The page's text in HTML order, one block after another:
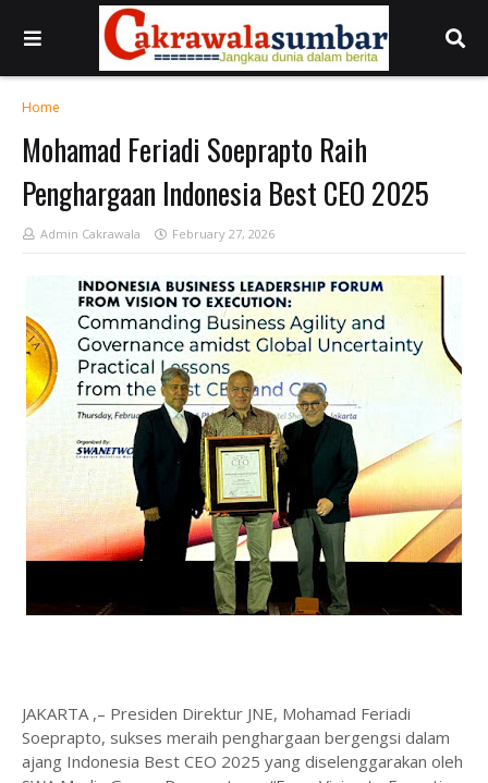
Home
Mohamad Feriadi Soeprapto Raih
Penghargaan Indonesia Best CEO 2025
Admin Cakrawala February 27, 2026
JAKARTA ,– Presiden Direktur JNE, Mohamad Feriadi
Soeprapto, sukses meraih penghargaan bergengsi dalam
ajang Indonesia Best CEO 2025 yang diselenggarakan oleh